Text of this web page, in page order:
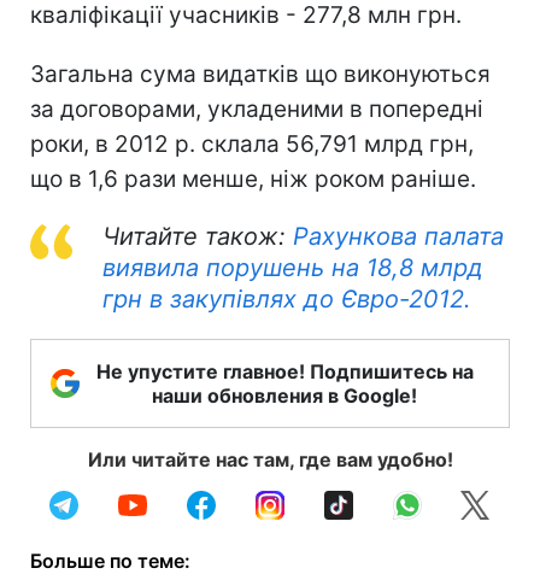
кваліфікації учасників - 277,8 млн грн.
Загальна сума видатків що виконуються
за договорами, укладеними в попередні
роки, в 2012 р. склала 56,791 млрд грн,
що в 1,6 рази менше, ніж роком раніше.
Читайте також: Рахункова палата
виявила порушень на 18,8 млрд
грн в закупівлях до Євро-2012.
Не упустите главное! Подпишитесь на
наши обновления в Google!
Или читайте нас там, где вам удобно!
Больше по теме: